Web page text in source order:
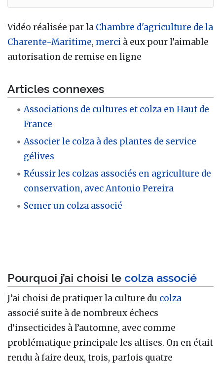
Vidéo réalisée par la Chambre d'agriculture de la
Charente-Maritime, merci à eux pour l'aimable
autorisation de remise en ligne
Articles connexes
Associations de cultures et colza en Haut de
France
Associer le colza à des plantes de service
gélives
Réussir les colzas associés en agriculture de
conservation, avec Antonio Pereira
Semer un colza associé
Pourquoi j’ai choisi le colza associé
J’ai choisi de pratiquer la culture du colza
associé suite à de nombreux échecs
d’insecticides à l’automne, avec comme
problématique principale les altises. On en était
rendu à faire deux, trois, parfois quatre